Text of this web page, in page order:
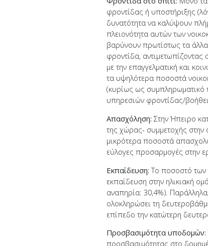
φροντίδας ή υποστήριξης
δυνατότητα να καλύψουν
πλειονότητα αυτών των
βαρύνουν πρωτίστως τα
φροντίδα,
με την επαγγελματική και
τα υψηλότερα ποσοστά
(κυρίως ως συμπληρωματικό
υπηρεσιών φροντίδας/
Απασχόληση: Στην Ήπειρο
της χώρας- συμμετοχής
μικρότερα ποσοστά
εύλογες προσαρμογές στην
Εκπαίδευση: Το ποσοστό των
εκπαίδευση στην ηλικιακή
αναπηρία: 30,4%).
ολοκληρώσει τη
επίπεδο την κατώτερη
Προσβασιμότητα υποδομών:
προσβασιμότητας στο